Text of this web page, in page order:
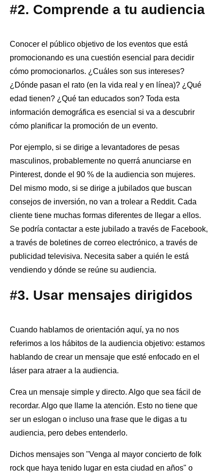
#2. Comprende a tu audiencia
Conocer el público objetivo de los eventos que está
promocionando es una cuestión esencial para decidir
cómo promocionarlos. ¿Cuáles son sus intereses?
¿Dónde pasan el rato (en la vida real y en línea)? ¿Qué
edad tienen? ¿Qué tan educados son? Toda esta
información demográfica es esencial si va a descubrir
cómo planificar la promoción de un evento.
Por ejemplo, si se dirige a levantadores de pesas
masculinos, probablemente no querrá anunciarse en
Pinterest, donde el 90 % de la audiencia son mujeres.
Del mismo modo, si se dirige a jubilados que buscan
consejos de inversión, no van a trolear a Reddit. Cada
cliente tiene muchas formas diferentes de llegar a ellos.
Se podría contactar a este jubilado a través de Facebook,
a través de boletines de correo electrónico, a través de
publicidad televisiva. Necesita saber a quién le está
vendiendo y dónde se reúne su audiencia.
#3. Usar mensajes dirigidos
Cuando hablamos de orientación aquí, ya no nos
referimos a los hábitos de la audiencia objetivo: estamos
hablando de crear un mensaje que esté enfocado en el
láser para atraer a la audiencia.
Crea un mensaje simple y directo. Algo que sea fácil de
recordar. Algo que llame la atención. Esto no tiene que
ser un eslogan o incluso una frase que le digas a tu
audiencia, pero debes entenderlo.
Dichos mensajes son "Venga al mayor concierto de folk
rock que haya tenido lugar en esta ciudad en años" o